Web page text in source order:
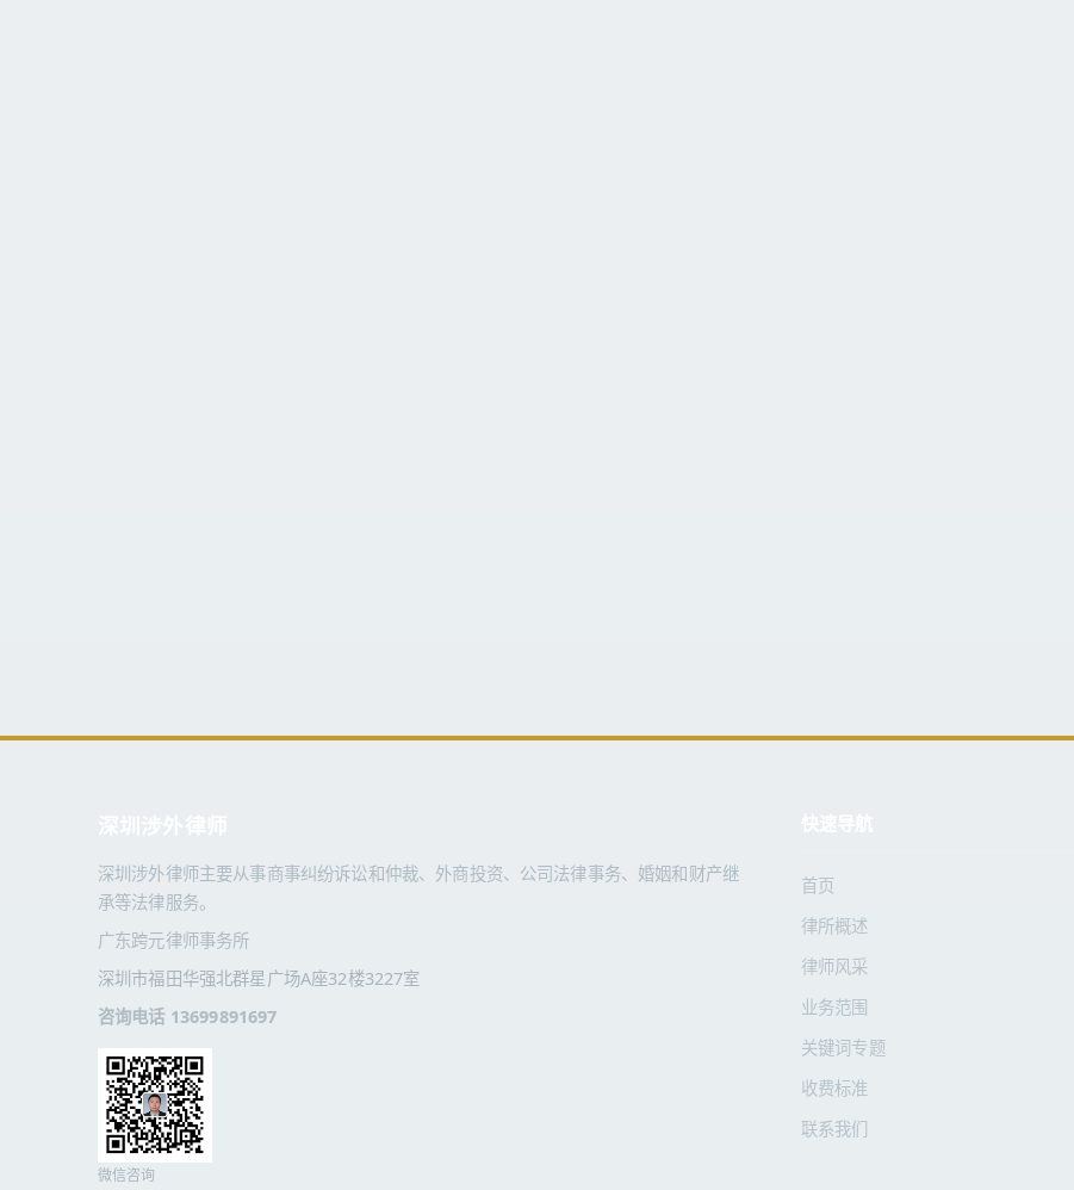
深圳涉外律师主要从事商事纠纷诉讼和仲裁、外商投资、公司法律事务、婚姻和财产继
承等法律服务。
广东跨元律师事务所
深圳市福田华强北群星广场A座32楼3227室
咨询电话 13699891697
微信咨询
首页
律所概述
律师风采
业务范围
关键词专题
收费标准
联系我们